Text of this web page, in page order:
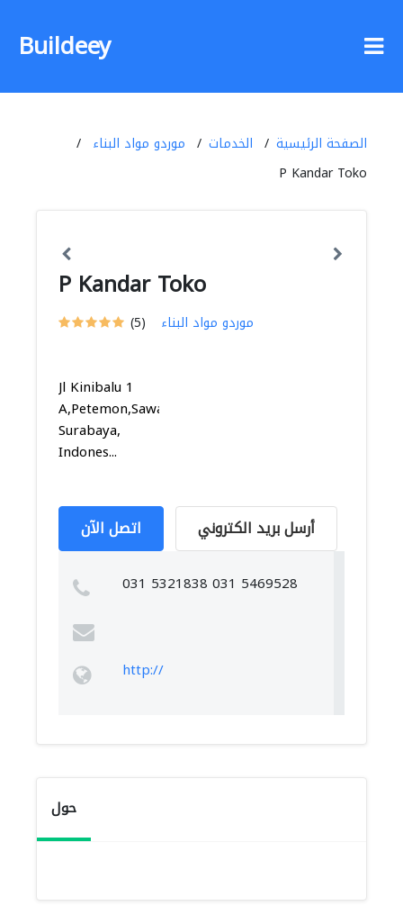
Buildeey
الصفحة الرئيسية الخدمات
موردو مواد البناء
P Kandar Toko
P Kandar Toko
(5) موردو مواد البناء
Jl Kinibalu 1
A,Petemon,Sawahan,
Surabaya,
Indones...
اتصل الآن أرسل بريد الكتروني
031 5321838 031 5469528
http://
حول